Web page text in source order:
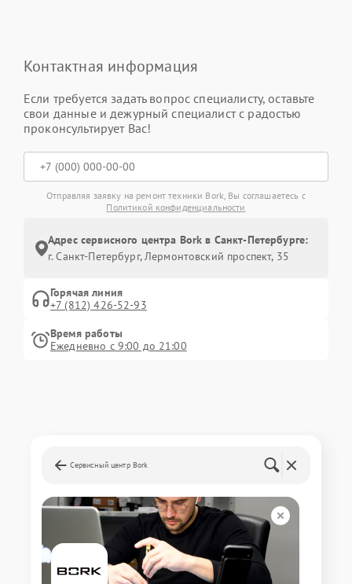
Контактная информация
Если требуется задать вопрос специалисту, оставьте
свои данные и дежурный специалист с радостью
проконсультирует Вас!
Отправляя заявку на ремонт техники Bork, Вы соглашаетесь с
Политикой конфиденциальности
Адрес сервисного центра Bork в Санкт-Петербурге:
г. Санкт-Петербург, Лермонтовский проспект, 35
Горячая линия
+7 (812) 426-52-93
Время работы
Ежедневно с 9:00 до 21:00
Сервисный центр Bork